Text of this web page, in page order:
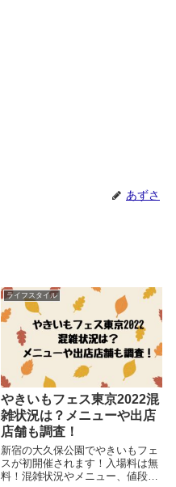
あずさ
ライフスタイル
やきいもフェス東京2022混
雑状況は？メニューや出店
店舗も調査！
新宿の大久保公園でやきいもフェ
スが初開催されます！入場料は無
料！混雑状況やメニュー、値段、